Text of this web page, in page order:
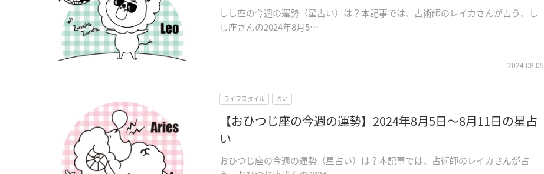
しし座の今週の運勢（星占い）は？本記事では、占術師のレイカさんが占う、し
し座さんの2024年8月5…
2024.08.05
ライフスタイル 占い
【おひつじ座の今週の運勢】2024年8月5日～8月11日の星占
い
おひつじ座の今週の運勢（星占い）は？本記事では、占術師のレイカさんが占